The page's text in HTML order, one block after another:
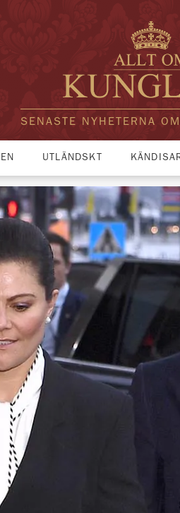
SENASTE NYHETERNA
UTLÄNDSKT